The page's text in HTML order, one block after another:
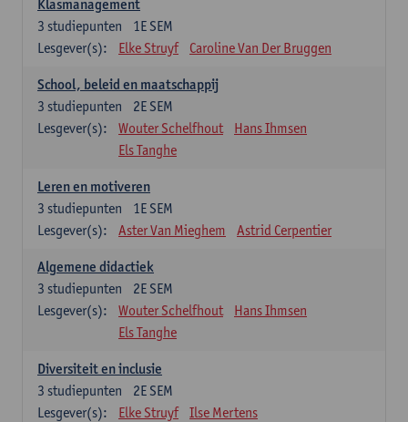
Klasmanagement
1E SEM
3 studiepunten
Lesgever(s):
Elke Struyf Caroline Van Der Bruggen
School, beleid en maatschappij
2E SEM
3 studiepunten
Lesgever(s):
Wouter Schelfhout
Hans Ihmsen
Els Tanghe
Leren en motiveren
1E SEM
3 studiepunten
Lesgever(s):
Aster Van Mieghem Astrid Cerpentier
Algemene didactiek
2E SEM
3 studiepunten
Lesgever(s):
Wouter Schelfhout
Hans Ihmsen
Els Tanghe
Diversiteit en inclusie
2E SEM
3 studiepunten
Lesgever(s):
Elke Struyf
Ilse Mertens